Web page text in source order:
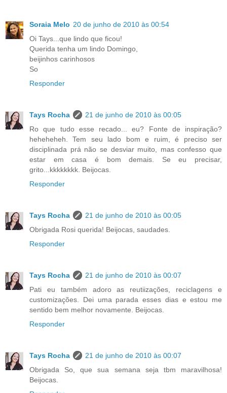
Soraia Melo 20 de junho de 2010 às 00:54
Oi Tays...que lindo que ficou!
Querida tenha um lindo Domingo,
beijinhos carinhosos
So
Responder
Tays Rocha
21 de junho de 2010 às 00:05
Ro que tudo esse recado... eu? Fonte de inspiração?
heheheheh. Tem seu lado bom e ruim, é preciso ser
disciplinada prá não se desviar muito, mas confesso que
estar em casa é bom demais. Se eu precisar,
grito...kkkkkkkk. Beijocas.
Responder
Tays Rocha
21 de junho de 2010 às 00:05
Obrigada Rosi querida! Beijocas, saudades.
Responder
Tays Rocha
21 de junho de 2010 às 00:07
Pati eu também adoro as reutiizações, reciclagens e
customizações. Dei uma parada esses dias e estou me
sentido bem melhor novamente. Beijocas.
Responder
Tays Rocha
21 de junho de 2010 às 00:07
Obrigada So, que sua semana seja tbm maravilhosa!
Beijocas.